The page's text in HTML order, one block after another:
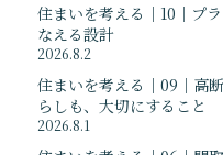
住まいを考える｜10｜プ
なえる設計
2026.8.2
住まいを考える｜09｜高
らしも、大切にすること
2026.8.1